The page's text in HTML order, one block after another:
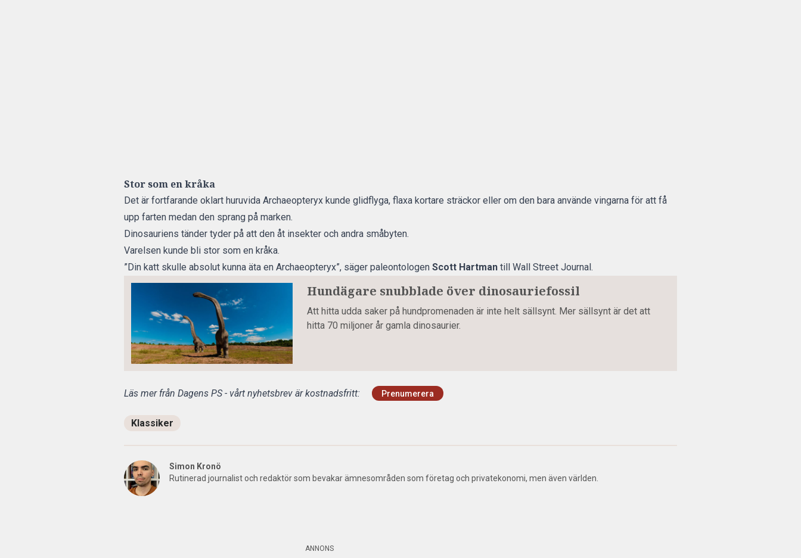
Stor som en kråka
Det är fortfarande oklart huruvida Archaeopteryx kunde glidflyga, flaxa kortare sträckor eller om den bara använde vingarna för att få
upp farten medan den sprang på marken.
Dinosauriens tänder tyder på att den åt insekter och andra småbyten.
Varelsen kunde bli stor som en kråka.
”Din katt skulle absolut kunna äta en Archaeopteryx”, säger paleontologen Scott Hartman till Wall Street Journal.
Hundägare snubblade över dinosauriefossil
Att hitta udda saker på hundpromenaden är inte helt sällsynt. Mer sällsynt är det att
hitta 70 miljoner år gamla dinosaurier.
Läs mer från Dagens PS - vårt nyhetsbrev är kostnadsfritt: Prenumerera
Klassiker
Simon Kronö
Rutinerad journalist och redaktör som bevakar ämnesområden som företag och privatekonomi, men även världen.
ANNONS